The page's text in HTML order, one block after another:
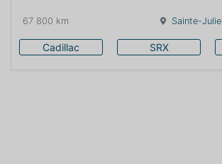
67 800 km Sainte-Julie
Cadillac SRX